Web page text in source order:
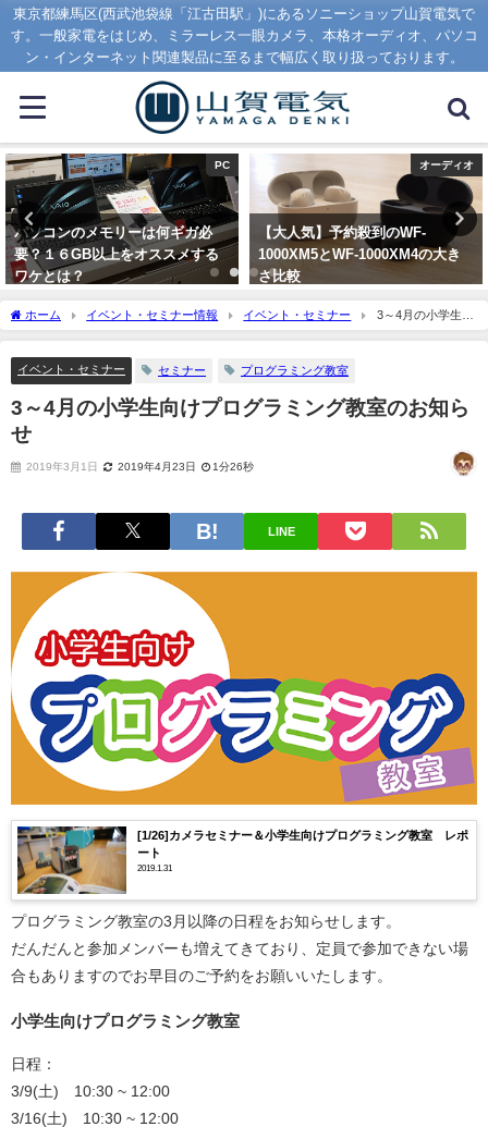
東京都練馬区(西武池袋線「江古田駅」)にあるソニーショップ山賀電気で
す。一般家電をはじめ、ミラーレス一眼カメラ、本格オーディオ、パソコ
ン・インターネット関連製品に至るまで幅広く取り扱っております。
PC
パソコンのメモリーは何ギガ必
要？１６GB以上をオススメする
ワケとは？
オーディオ
【大人気】予約殺到のWF-
1000XM5とWF-1000XM4の大き
さ比較
ホーム イベント・セミナー情報 イベント・セミナー
3～4月の小学生向
けプログラミング教室のお知らせ
イベント・セミナー セミナー プログラミング教室
3～4月の小学生向けプログラミング教室のお知ら
せ
2019年3月1日 2019年4月23日 1分26秒
LINE
[1/26]カメラセミナー＆小学生向けプログラミング教室 レポ
ート
2019.1.31
プログラミング教室の3月以降の日程をお知らせします。
だんだんと参加メンバーも増えてきており、定員で参加できない場
合もありますのでお早目のご予約をお願いいたします。
小学生向けプログラミング教室
日程：
3/9(土) 10:30 ~ 12:00
3/16(土) 10:30 ~ 12:00